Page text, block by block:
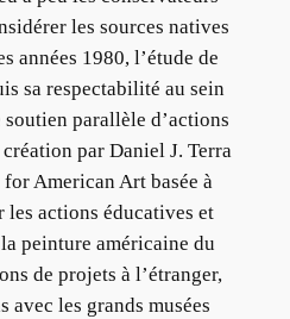
les sources natives
années 1980, l’étude de
sa respectabilité au sein
parallèle d’actions
par Daniel J. Terra
American Art basée à
actions éducatives et
peinture américaine du
de projets à l’étranger,
avec les grands musées